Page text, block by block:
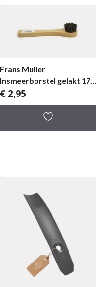
Frans Muller
Insmeerborstel gelakt 17
cm
€ 2,95